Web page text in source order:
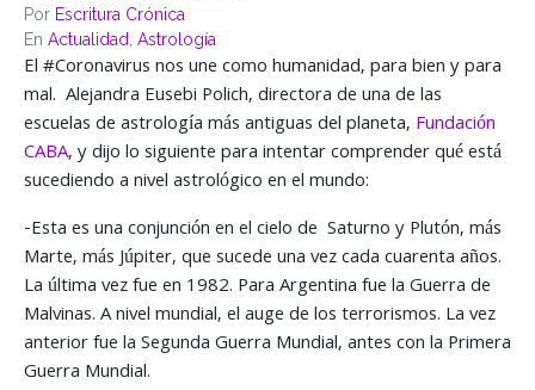
Por Escritura Crónica
En Actualidad Astrología
El #Coronavirus nos une como humanidad, para bien y para
mal. Alejandra Eusebi Polich, directora de una de las
escuelas de astrología más antiguas del planeta, Fundación
CABA, y dijo lo siguiente para intentar comprender qué está
sucediendo a nivel astrológico en el mundo:
-Esta es una conjunción en el cielo de Saturno y Plutón, más
Marte, más Júpiter, que sucede una vez cada cuarenta años.
La última vez fue en 1982. Para Argentina fue la Guerra de
Malvinas. A nivel mundial, el auge de los terrorismos. La vez
anterior fue la Segunda Guerra Mundial, antes con la Primera
Guerra Mundial.